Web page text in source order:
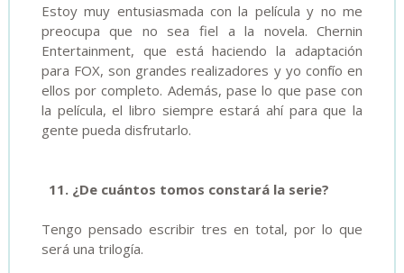
Estoy muy entusiasmada con la película y no me
preocupa que no sea fiel a la novela. Chernin
Entertainment, que está haciendo la adaptación
para FOX, son grandes realizadores y yo confío en
ellos por completo. Además, pase lo que pase con
la película, el libro siempre estará ahí para que la
gente pueda disfrutarlo.
11. ¿De cuántos tomos constará la serie?
Tengo pensado escribir tres en total, por lo que
será una trilogía.